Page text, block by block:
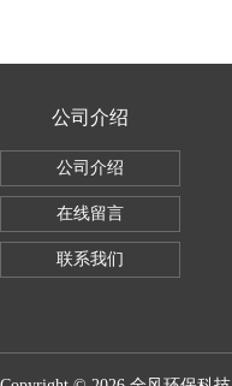
公司介绍
公司介绍
在线留言
联系我们